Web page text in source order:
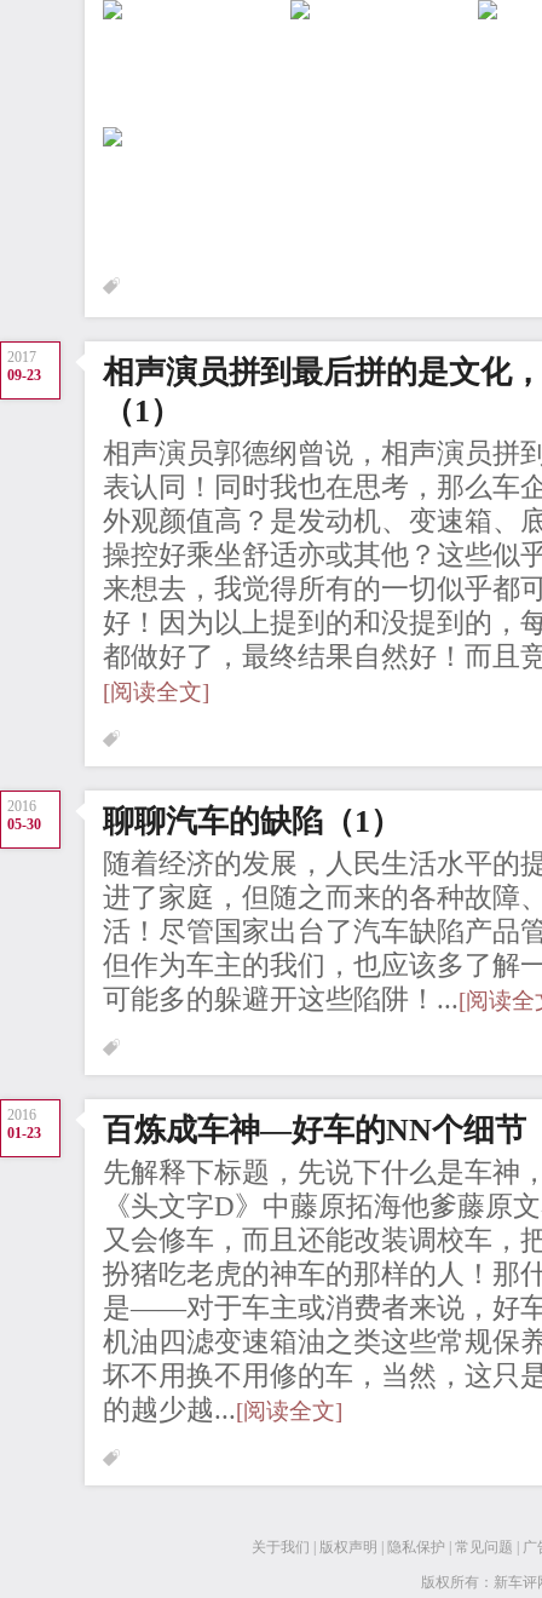
2017
09-23
相声演员拼到最后拼的是文化
（1）
相声演员郭德纲曾说，相声演员拼
表认同！同时我也在思考，那么车
外观颜值高？是发动机、变速箱、
操控好乘坐舒适亦或其他？这些似
来想去，我觉得所有的一切似乎都
好！因为以上提到的和没提到的，
都做好了，最终结果自然好！而且
[阅读全文]
2016
05-30
聊聊汽车的缺陷（1）
随着经济的发展，人民生活水平的
进了家庭，但随之而来的各种故障
活！尽管国家出台了汽车缺陷产品
但作为车主的我们，也应该多了解
可能多的躲避开这些陷阱！...[阅读全
2016
01-23
百炼成车神—好车的NN个细节
先解释下标题，先说下什么是车神
《头文字D》中藤原拓海他爹藤
又会修车，而且还能改装调校车，
扮猪吃老虎的神车的那样的人！那
是——对于车主或消费者来说，好
机油四滤变速箱油之类这些常规保
坏不用换不用修的车，当然，这只
的越少越...[阅读全文]
关于我们 版权声明 隐私保护 常见问题 广
版权所有：新车评